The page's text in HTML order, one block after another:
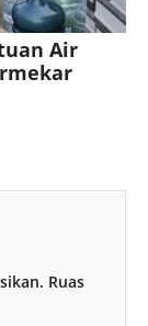
Air
Ruas